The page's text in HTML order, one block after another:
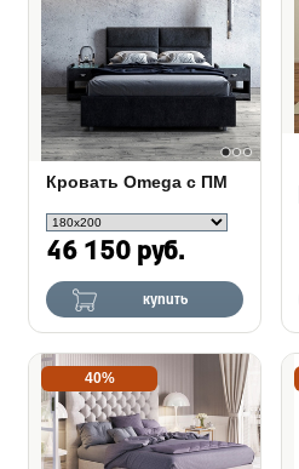
Кровать Omega с ПМ
46 150 руб.
купить
40%